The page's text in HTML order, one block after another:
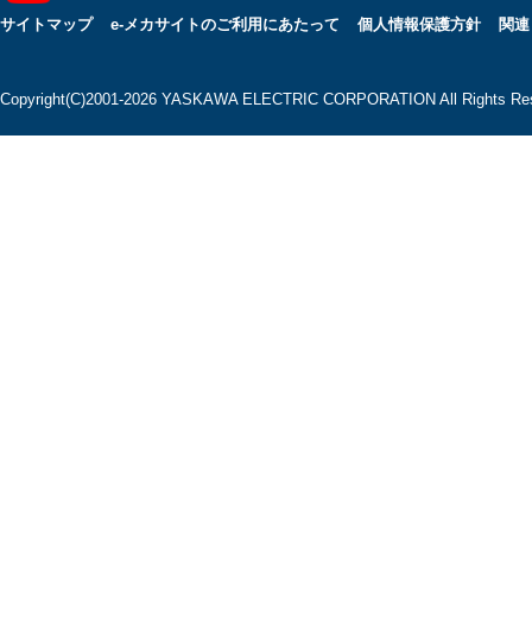
サイトマップ e-メカサイトのご利用にあたって 個人情報保護方針 関
Copyright(C)2001‐2026 YASKAWA ELECTRIC CORPORATION All Rights